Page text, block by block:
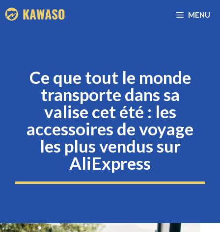
Aller
au
MENU
Ce que tout le monde
transporte dans sa
valise cet été : les
accessoires de voyage
les plus vendus sur
AliExpress